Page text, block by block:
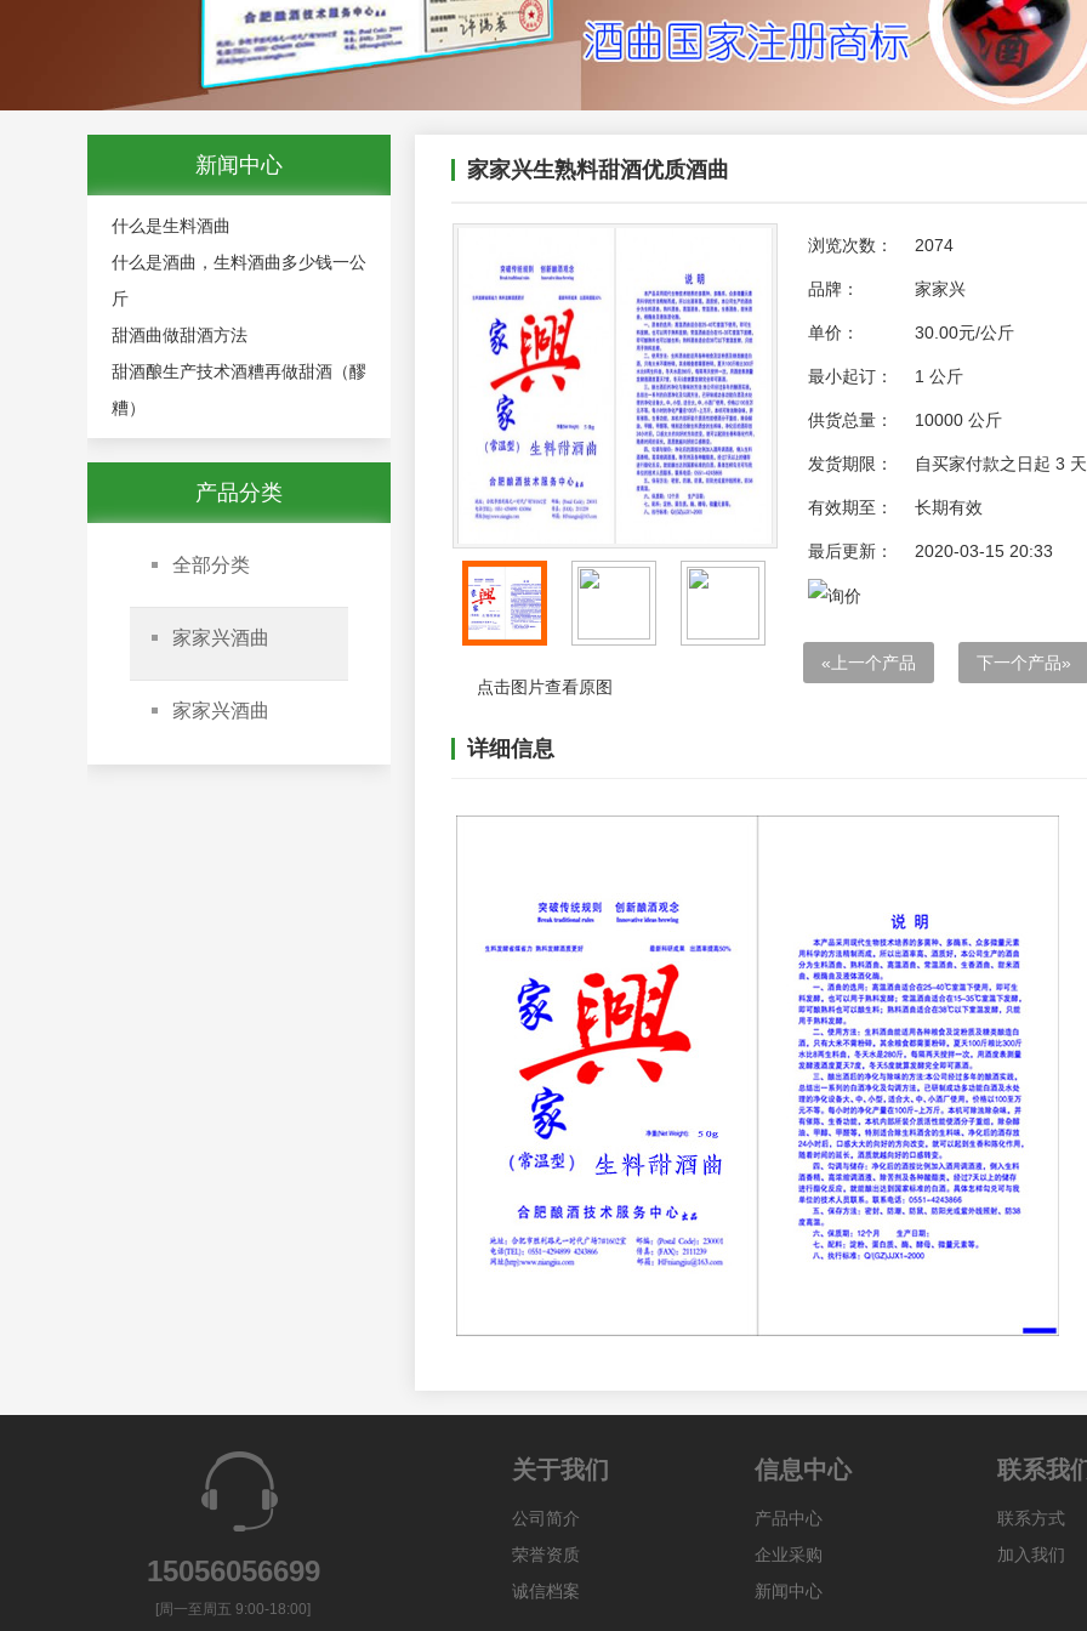
新闻中心
什么是生料酒曲
什么是酒曲，生料酒曲多少钱一公
斤
甜酒曲做甜酒方法
甜酒酿生产技术酒糟再做甜酒（醪
糟）
产品分类
全部分类
家家兴酒曲
家家兴酒曲
家家兴生熟料甜酒优质酒曲
点击图片查看原图
浏览次数： 2074
品牌： 家家兴
单价： 30.00元/公斤
最小起订： 1 公斤
供货总量： 10000 公斤
发货期限： 自买家付款之日起 3
有效期至： 长期有效
最后更新： 2020-03-15 20:33
«上一个产品 下一个产品»
详细信息
15056056699
[周一至周五 9:00-18:00]
关于我们
公司简介
荣誉资质
诚信档案
信息中心
产品中心
企业采购
新闻中心
联系我
联系方式
加入我们